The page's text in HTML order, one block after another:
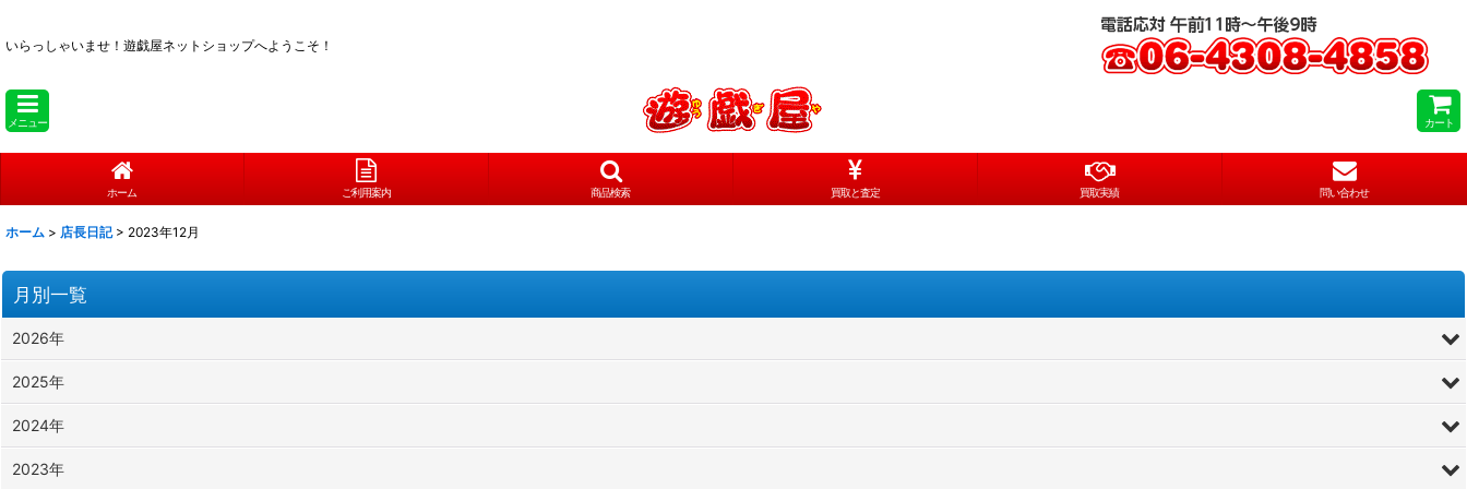
いらっしゃいませ！ 遊戯屋ネットショップへようこそ！
メニュー カート
ホーム ご利用案内 商品検索 買取と査定 買取実績 問い合わせ
ホーム > 店長日記 > 2023年12月
月別一覧
2026年
2025年
2024年
2023年